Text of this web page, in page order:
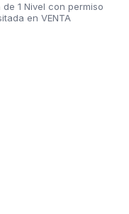
de 1 Nivel con permiso
en VENTA